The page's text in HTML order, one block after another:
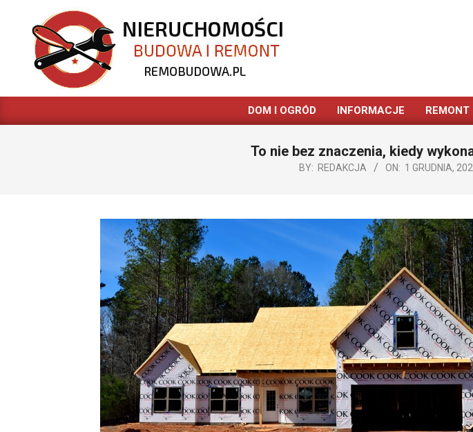
content
REMOBUDOWA.PL DOM I OGRÓD INFORMACJE REMONT
To nie bez znaczenia, kiedy
BY: REDAKCJA ON: 1 GRUDNIA,